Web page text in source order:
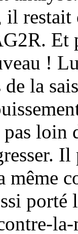
restait
!
de la
loin
même